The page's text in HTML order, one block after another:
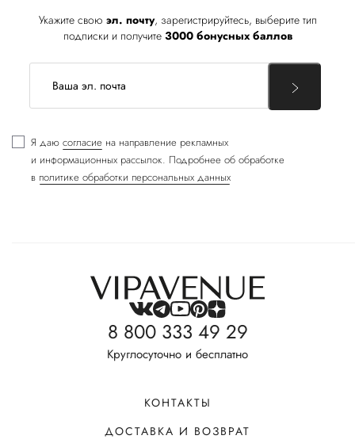
Укажите свою эл. почту, зарегистрируйтесь, выберите тип
подписки и получите 3000 бонусных баллов
Я даю согласие на направление рекламных
и информационных рассылок. Подробнее об обработке
в политике обработки персональных данных
8 800 333 49 29
Круглосуточно и бесплатно
КОНТАКТЫ
ДОСТАВКА И ВОЗВРАТ